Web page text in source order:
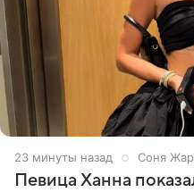
23 минуты назад Соня
Певица Ханна